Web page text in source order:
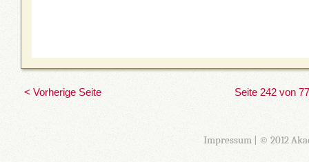
< Vorherige Seite Seite 242 von
Impressum| © 2012